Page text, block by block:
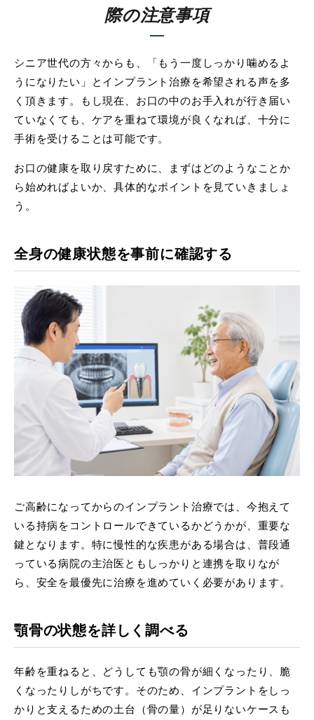
際の注意事項
シニア世代の方々からも、「もう一度しっかり噛めるよ
うになりたい」とインプラント治療を希望される声を多
く頂きます。もし現在、お口の中のお手入れが行き届い
ていなくても、ケアを重ねて環境が良くなれば、十分に
手術を受けることは可能です。
お口の健康を取り戻すために、まずはどのようなことか
ら始めればよいか、具体的なポイントを見ていきましょ
う。
全身の健康状態を事前に確認する
ご高齢になってからのインプラント治療では、今抱えて
いる持病をコントロールできているかどうかが、重要な
鍵となります。特に慢性的な疾患がある場合は、普段通
っている病院の主治医ともしっかりと連携を取りなが
ら、安全を最優先に治療を進めていく必要があります。
顎骨の状態を詳しく調べる
年齢を重ねると、どうしても顎の骨が細くなったり、脆
くなったりしがちです。そのため、インプラントをしっ
かりと支えるための土台（骨の量）が足りないケースも